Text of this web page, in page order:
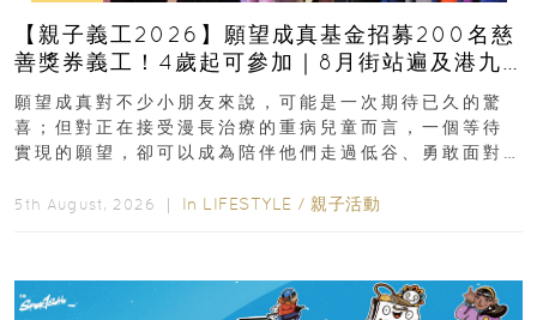
【親子義工2026】願望成真基金招募200名慈
善獎券義工！4歲起可參加｜8月街站遍及港九
新界
願望成真對不少小朋友來說，可能是一次期待已久的驚
喜；但對正在接受漫長治療的重病兒童而言，一個等待
實現的願望，卻可以成為陪伴他們走過低谷、勇敢面對
5th August, 2026 ｜ In LIFESTYLE / 親子活動